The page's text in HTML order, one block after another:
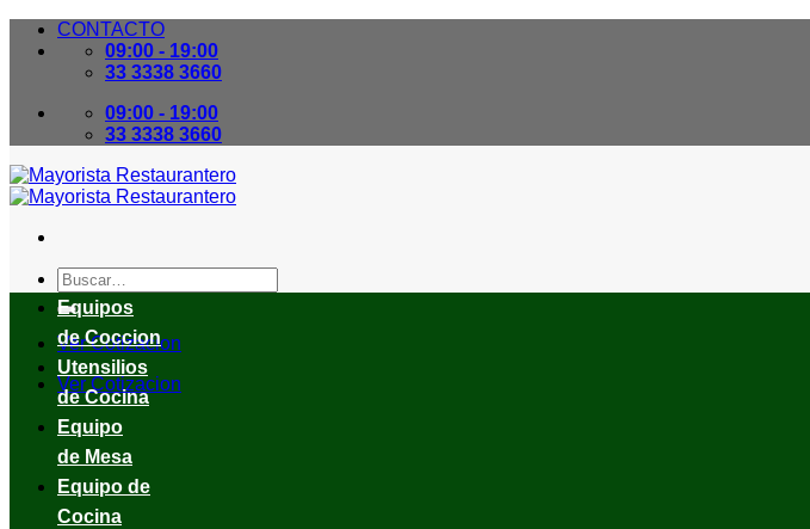
Skip
CONTACTO
09:00 - 19:00
33 3338 3660
09:00 - 19:00
33 3338 3660
Buscar
por:
Ver Cotizacion
Ver Cotizacion
Equipos
de Coccion
Utensilios
de Cocina
Equipo
de Mesa
Equipo de
Cocina